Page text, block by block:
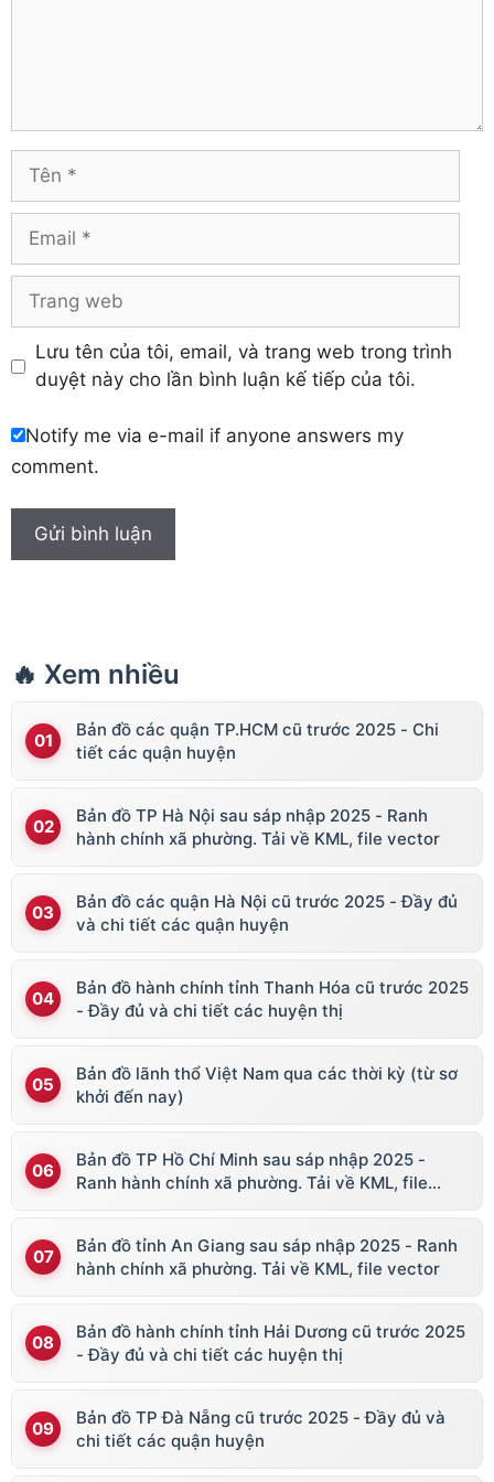
Hòa Bình
Hậu Giang
Hưng Yên
Khánh Hòa
Vĩnh Phúc
Tên
Email
Trang
Lưu tên của tôi, email, và trang web trong trình
duyệt này cho lần bình luận kế tiếp của tôi.
Notify me via e-mail if anyone answers my
comment.
🔥 Xem nhiều
Bản đồ các quận TP.HCM cũ trước 2025 - Chi
tiết các quận huyện
Bản đồ TP Hà Nội sau sáp nhập 2025 - Ranh
hành chính xã phường. Tải về KML, file vector
Bản đồ các quận Hà Nội cũ trước 2025 - Đầy đủ
và chi tiết các quận huyện
Bản đồ hành chính tỉnh Thanh Hóa cũ trước 2025
- Đầy đủ và chi tiết các huyện thị
Bản đồ lãnh thổ Việt Nam qua các thời kỳ (từ sơ
khởi đến nay)
Bản đồ TP Hồ Chí Minh sau sáp nhập 2025 -
Ranh hành chính xã phường. Tải về KML, file
Bản đồ tỉnh An Giang sau sáp nhập 2025 - Ranh
hành chính xã phường. Tải về KML, file vector
Bản đồ hành chính tỉnh Hải Dương cũ trước 2025
- Đầy đủ và chi tiết các huyện thị
Bản đồ TP Đà Nẵng cũ trước 2025 - Đầy đủ và
chi tiết các quận huyện